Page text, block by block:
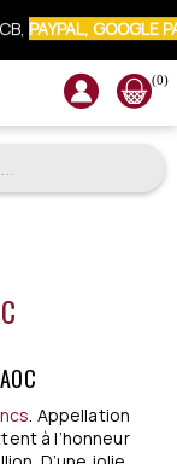
SUR VOTRE
(0)
. Appellation
à l’honneur